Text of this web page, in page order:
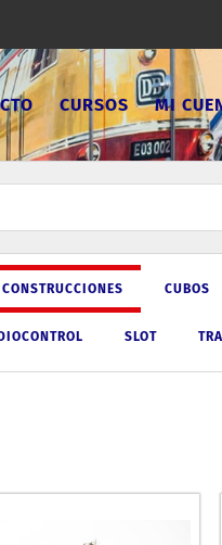
CURSOS MI
CONSTRUCCIONES CUBOS
SLOT